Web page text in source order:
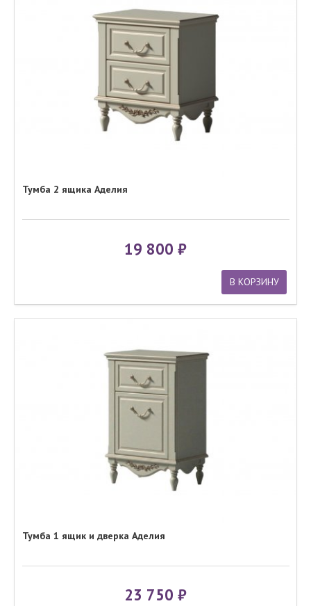
Тумба 2 ящика Аделия
19 800
В КОРЗИНУ
Тумба 1 ящик и дверка Аделия
23 750